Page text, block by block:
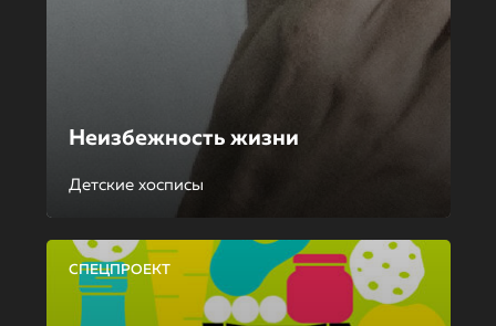
Неизбежность жизни
Детские хосписы
СПЕЦПРОЕКТ